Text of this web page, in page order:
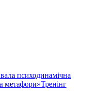
психодинамічна
метафори»Тренінг